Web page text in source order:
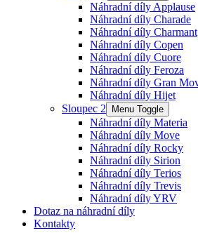
Náhradní díly Applause
Náhradní díly Charade
Náhradní díly Charmant
Náhradní díly Copen
Náhradní díly Cuore
Náhradní díly Feroza
Náhradní díly Gran
Náhradní díly Hijet
Sloupec 2
Menu Toggle
Náhradní díly Materia
Náhradní díly Move
Náhradní díly Rocky
Náhradní díly Sirion
Náhradní díly Terios
Náhradní díly Trevis
Náhradní díly YRV
Dotaz na náhradní díly
Kontakty